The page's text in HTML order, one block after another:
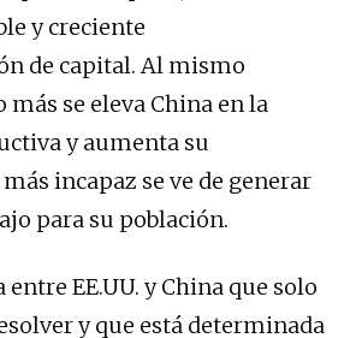
y creciente
de capital. Al mismo
se eleva China en la
y aumenta su
incapaz se ve de generar
para su población.
EE.UU. y China que solo
y que está determinada